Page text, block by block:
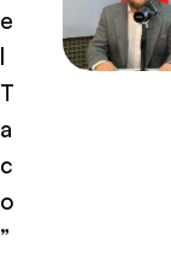
e
l
T
a
c
o
”